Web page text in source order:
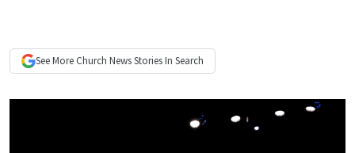
See More Church NewsStories In Search